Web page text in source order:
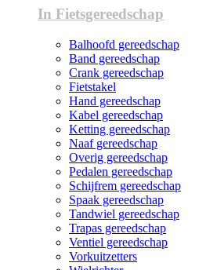
In Fietsgereedschap
Balhoofd gereedschap
Band gereedschap
Crank gereedschap
Fietstakel
Hand gereedschap
Kabel gereedschap
Ketting gereedschap
Naaf gereedschap
Overig gereedschap
Pedalen gereedschap
Schijfrem gereedschap
Spaak gereedschap
Tandwiel gereedschap
Trapas gereedschap
Ventiel gereedschap
Vorkuitzetters